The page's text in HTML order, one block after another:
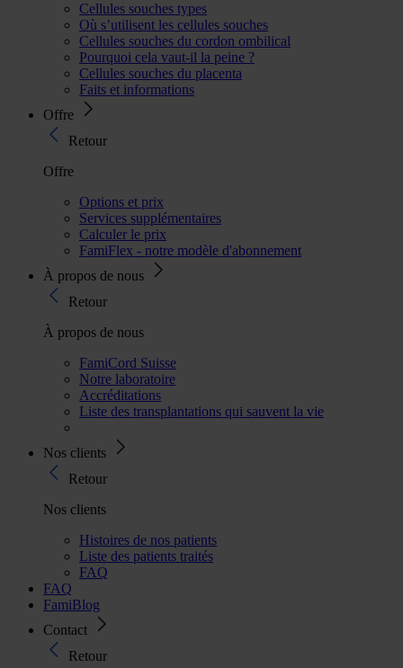
Cellules souches types
Où s’utilisent les cellules souches
Cellules souches du cordon ombilical
Pourquoi cela vaut-il la peine ?
Cellules souches du placenta
Faits et informations
Offre
Retour
Offre
Options et prix
Services supplémentaires
Calculer le prix
FamiFlex - notre modèle d'abonnement
À propos de nous
Retour
À propos de nous
FamiCord Suisse
Notre laboratoire
Accréditations
Liste des transplantations qui sauvent la vie
Nos clients
Retour
Nos clients
Histoires de nos patients
Liste des patients traités
FAQ
FAQ
FamiBlog
Contact
Retour